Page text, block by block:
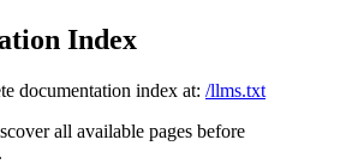
Index
documentation index at: /llms.txt
all available pages before